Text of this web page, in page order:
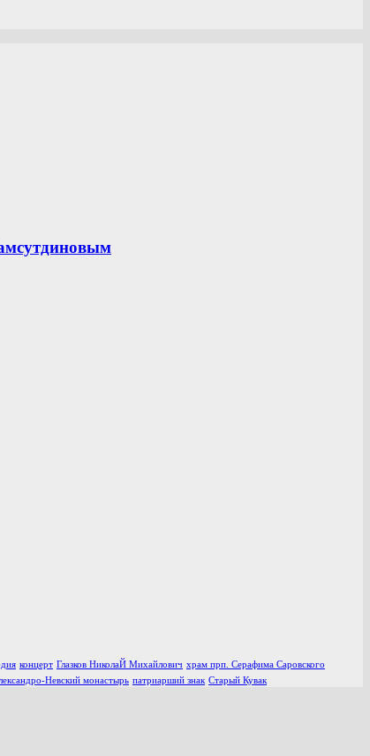
концерт Глазков НиколаЙ Михайлович храм прп. Серафима Саровского
Невский монастырь патриарший знак Старый Кувак